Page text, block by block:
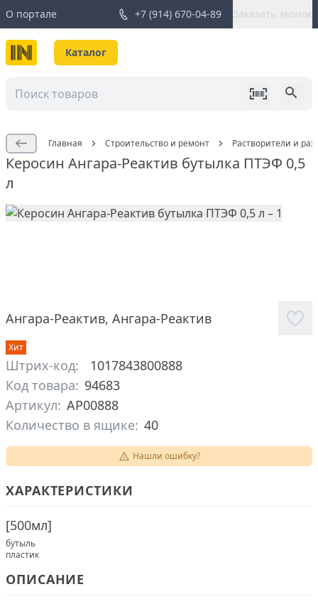
О портале +7 (914) 670-04-89 Заказать звонок
Каталог
Главная Строительство и ремонт Растворители и
Керосин Ангара-Реактив бутылка ПТЭФ 0,5
л
Ангара-Реактив, Ангара-Реактив
Хит
Штрих-код:
1017843800888
Код товара: 94683
Артикул: АР00888
Количество в ящике: 40
Нашли ошибку?
ХАРАКТЕРИСТИКИ
[500мл]
бутыль
пластик
ОПИСАНИЕ